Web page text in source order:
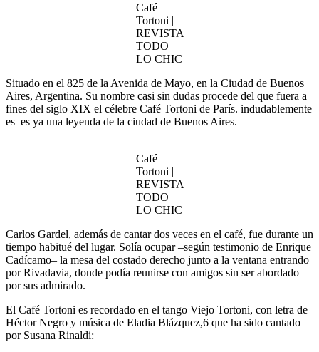
Café
Tortoni |
REVISTA
TODO
LO CHIC
Situado en el 825 de la Avenida de Mayo, en la Ciudad de Buenos
Aires, Argentina. Su nombre casi sin dudas procede del que fuera a
fines del siglo XIX el célebre Café Tortoni de París. indudablemente
es es ya una leyenda de la ciudad de Buenos Aires.
Café
Tortoni |
REVISTA
TODO
LO CHIC
Carlos Gardel, además de cantar dos veces en el café, fue durante un
tiempo habitué del lugar. Solía ocupar –según testimonio de Enrique
Cadícamo– la mesa del costado derecho junto a la ventana entrando
por Rivadavia, donde podía reunirse con amigos sin ser abordado
por sus admirado.
El Café Tortoni es recordado en el tango Viejo Tortoni, con letra de
Héctor Negro y música de Eladia Blázquez,6​ que ha sido cantado
por Susana Rinaldi: